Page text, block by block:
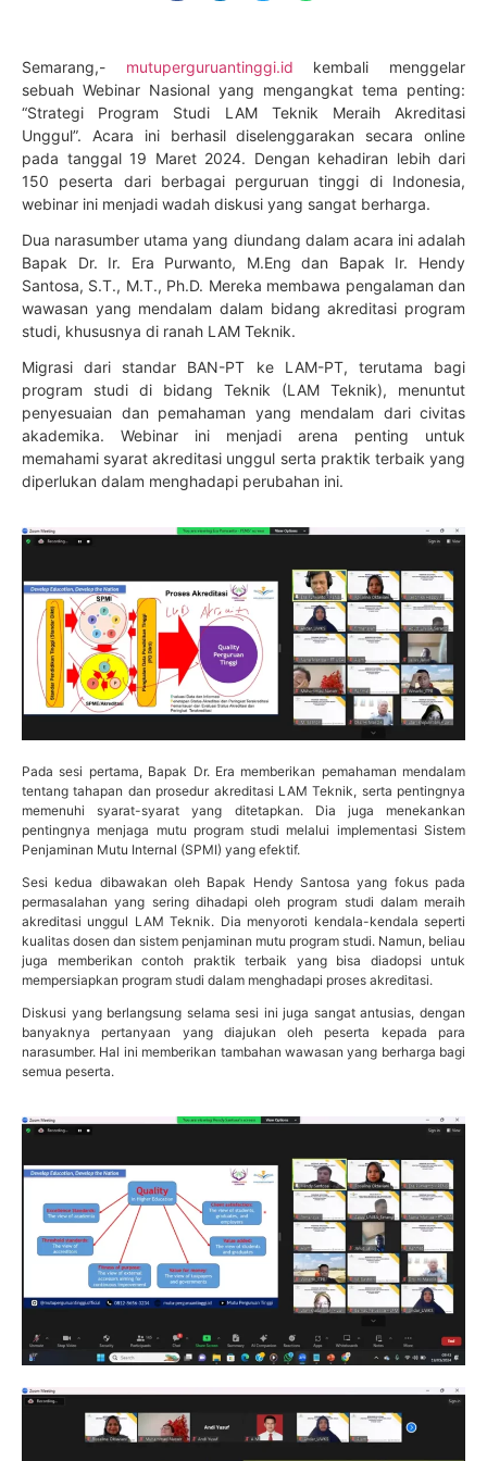
Semarang,- mutuperguruantinggi.id kembali menggelar
sebuah Webinar Nasional yang mengangkat tema penting:
“Strategi Program Studi LAM Teknik Meraih Akreditasi
Unggul”. Acara ini berhasil diselenggarakan secara online
pada tanggal 19 Maret 2024. Dengan kehadiran lebih dari
150 peserta dari berbagai perguruan tinggi di Indonesia,
webinar ini menjadi wadah diskusi yang sangat berharga.
Dua narasumber utama yang diundang dalam acara ini adalah
Bapak Dr. Ir. Era Purwanto, M.Eng dan Bapak Ir. Hendy
Santosa, S.T., M.T., Ph.D. Mereka membawa pengalaman dan
wawasan yang mendalam dalam bidang akreditasi program
studi, khususnya di ranah LAM Teknik.
Migrasi dari standar BAN-PT ke LAM-PT, terutama bagi
program studi di bidang Teknik (LAM Teknik), menuntut
penyesuaian dan pemahaman yang mendalam dari civitas
akademika. Webinar ini menjadi arena penting untuk
memahami syarat akreditasi unggul serta praktik terbaik yang
diperlukan dalam menghadapi perubahan ini.
Pada sesi pertama, Bapak Dr. Era memberikan pemahaman mendalam
tentang tahapan dan prosedur akreditasi LAM Teknik, serta pentingnya
memenuhi syarat-syarat yang ditetapkan. Dia juga menekankan
pentingnya menjaga mutu program studi melalui implementasi Sistem
Penjaminan Mutu Internal (SPMI) yang efektif.
Sesi kedua dibawakan oleh Bapak Hendy Santosa yang fokus pada
permasalahan yang sering dihadapi oleh program studi dalam meraih
akreditasi unggul LAM Teknik. Dia menyoroti kendala-kendala seperti
kualitas dosen dan sistem penjaminan mutu program studi. Namun, beliau
juga memberikan contoh praktik terbaik yang bisa diadopsi untuk
mempersiapkan program studi dalam menghadapi proses akreditasi.
Diskusi yang berlangsung selama sesi ini juga sangat antusias, dengan
banyaknya pertanyaan yang diajukan oleh peserta kepada para
narasumber. Hal ini memberikan tambahan wawasan yang berharga bagi
semua peserta.